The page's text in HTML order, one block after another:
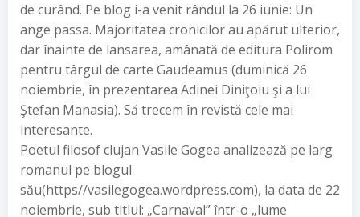
de curând. Pe blog i-a venit rândul la 26 iunie: Un
ange passa. Majoritatea cronicilor au apărut ulterior,
dar înainte de lansarea, amânată de editura Polirom
pentru târgul de carte Gaudeamus (duminică 26
noiembrie, în prezentarea Adinei Diniţoiu şi a lui
Ştefan Manasia). Să trecem în revistă cele mai
interesante.
Poetul filosof clujan Vasile Gogea analizează pe larg
romanul pe blogul
său(https//vasilegogea.wordpress.com), la data de 22
noiembrie, sub titlul: „Carnaval” într-o „lume